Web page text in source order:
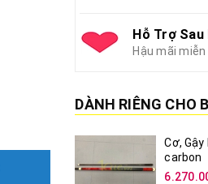
Hỗ Trợ Sau
Hậu mãi
DÀNH RIÊNG CHO
Cơ,
carbon